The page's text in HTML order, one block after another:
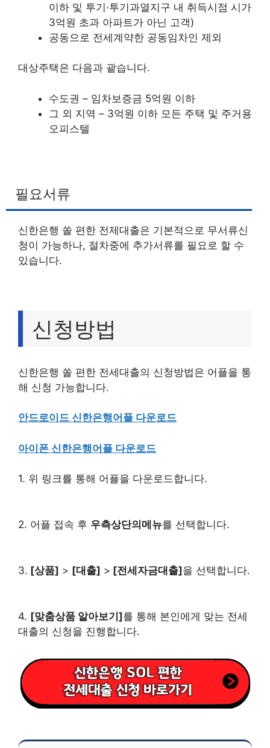
이하 및 투기·투기과열지구 내 취득시점 시가
3억원 초과 아파트가 아닌 고객)
공동으로 전세계약한 공동임차인 제외
대상주택은 다음과 괕습니다.
수도권 – 임차보증금 5억원 이하
그 외 지역 – 3억원 이하 모든 주택 및 주거용
오피스텔
필요서류
신한은행 쏠 편한 전제대출은 기본적으로 무서류신
청이 가능하나, 절차중에 추가서류를 필요로 할 수
있습니다.
신청방법
신한은행 쏠 편한 전세대출의 신청방법은 어플을 통
해 신청 가능합니다.
안드로이드 신한은행어플 다운로드
아이폰 신한은행어플 다운로드
1. 위 링크를 통해 어플을 다운로드합니다.
2. 어플 접속 후 우측상단의메뉴를 선택합니다.
3. [상품] > [대출] > [전세자금대출]을 선택합니다.
4. [맞춤상품 알아보기]를 통해 본인에게 맞는 전세
대출의 신청을 진행합니다.